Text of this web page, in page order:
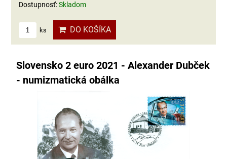
Dostupnosť:Skladom
ks DO KOŠÍKA
Slovensko 2 euro 2021 - Alexander Dubček
- numizmatická obálka